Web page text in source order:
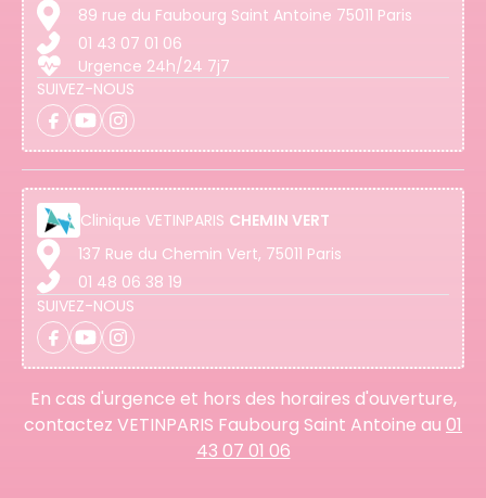
89 rue du Faubourg Saint Antoine 75011 Paris
01 43 07 01 06
Urgence 24h/24 7j7
SUIVEZ-NOUS
Clinique VETINPARIS CHEMIN VERT
137 Rue du Chemin Vert, 75011 Paris
01 48 06 38 19
SUIVEZ-NOUS
En cas d'urgence et hors des horaires d'ouverture,
contactez VETINPARIS Faubourg Saint Antoine au 01
43 07 01 06